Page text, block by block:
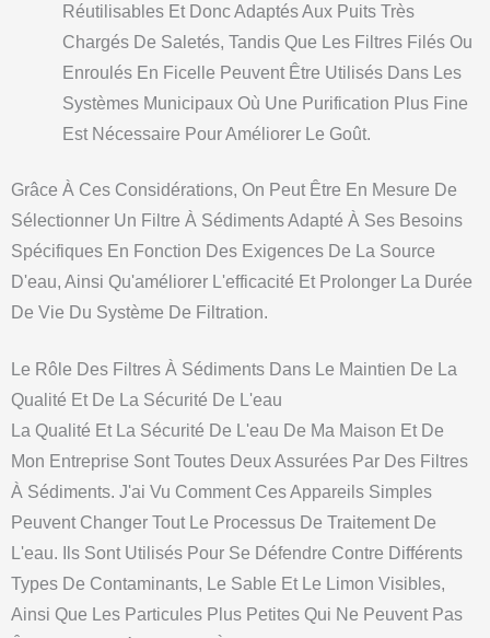
Réutilisables Et Donc Adaptés Aux Puits Très
Chargés De Saletés, Tandis Que Les Filtres Filés Ou
Enroulés En Ficelle Peuvent Être Utilisés Dans Les
Systèmes Municipaux Où Une Purification Plus Fine
Est Nécessaire Pour Améliorer Le Goût.
Grâce À Ces Considérations, On Peut Être En Mesure De
Sélectionner Un Filtre À Sédiments Adapté À Ses Besoins
Spécifiques En Fonction Des Exigences De La Source
D'eau, Ainsi Qu'améliorer L'efficacité Et Prolonger La Durée
De Vie Du Système De Filtration.
Le Rôle Des Filtres À Sédiments Dans Le Maintien De La
Qualité Et De La Sécurité De L'eau
La Qualité Et La Sécurité De L'eau De Ma Maison Et De
Mon Entreprise Sont Toutes Deux Assurées Par Des Filtres
À Sédiments. J'ai Vu Comment Ces Appareils Simples
Peuvent Changer Tout Le Processus De Traitement De
L'eau. Ils Sont Utilisés Pour Se Défendre Contre Différents
Types De Contaminants, Le Sable Et Le Limon Visibles,
Ainsi Que Les Particules Plus Petites Qui Ne Peuvent Pas